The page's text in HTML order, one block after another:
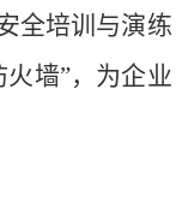
全培训与演练
火墙”， 为企业